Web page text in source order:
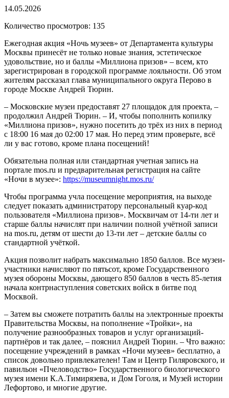
14.05.2026
Количество просмотров: 135
Ежегодная акция «Ночь музеев» от Департамента культуры
Москвы принесёт не только новые знания, эстетическое
удовольствие, но и баллы «Миллиона призов» – всем, кто
зарегистрирован в городской программе лояльности. Об этом
жителям рассказал глава муниципального округа Перово в
городе Москве Андрей Тюрин.
– Московские музеи предоставят 27 площадок для проекта, –
продолжил Андрей Тюрин. – И, чтобы пополнить копилку
«Миллиона призов», нужно посетить до трёх из них в период
с 18:00 16 мая до 02:00 17 мая. Но перед этим проверьте, всё
ли у вас готово, кроме плана посещений!
Обязательна полная или стандартная учетная запись на
портале mos.ru и предварительная регистрация на сайте
«Ночи в музее»: https://museumnight.mos.ru/
Чтобы программа учла посещение мероприятия, на выходе
следует показать администратору персональный куар-код
пользователя «Миллиона призов». Москвичам от 14-ти лет и
старше баллы начислят при наличии полной учётной записи
на mos.ru, детям от шести до 13-ти лет – детские баллы со
стандартной учёткой.
Акция позволит набрать максимально 1850 баллов. Все музеи-
участники начисляют по пятьсот, кроме Государственного
музея обороны Москвы, дающего 850 баллов в честь 85-летия
начала контрнаступления советских войск в битве под
Москвой.
– Затем вы сможете потратить баллы на электронные проекты
Правительства Москвы, на пополнение «Тройки», на
получение разнообразных товаров и услуг организаций-
партнёров и так далее, – пояснил Андрей Тюрин. – Что важно:
посещение учреждений в рамках «Ночи музеев» бесплатно, а
список довольно привлекателен! Там и Центр Гиляровского, и
павильон «Пчеловодство» Государственного биологического
музея имени К.А.Тимирязева, и Дом Гоголя, и Музей истории
Лефортово, и многие другие.